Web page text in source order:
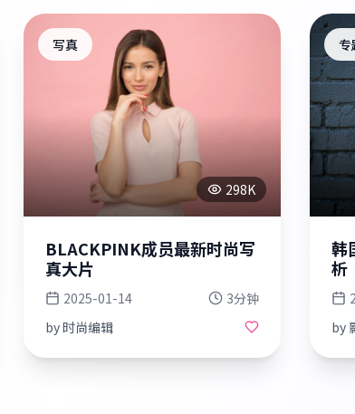
写真
298K
BLACKPINK成员最新时尚写
真大片
2025-01-14
3分钟
by时尚编辑
专
韩
析
by